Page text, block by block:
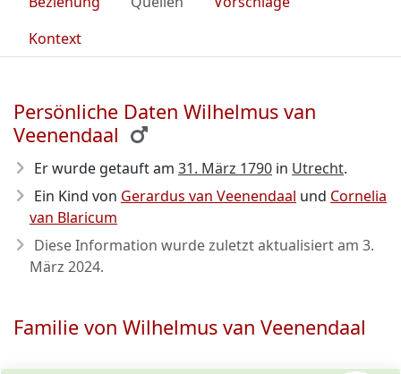
Kontext
Persönliche Daten Wilhelmus van
Veenendaal
Er wurde getauft am 31. März 1790 in Utrecht.
Ein Kind von Gerardus van Veenendaal und Cornelia
van Blaricum
Diese Information wurde zuletzt aktualisiert am 3.
März 2024.
Familie von Wilhelmus van Veenendaal